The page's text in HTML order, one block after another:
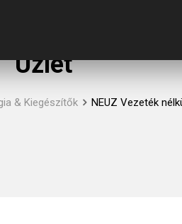
Üzlet
& Kiegészítők NEUZ Vezeték